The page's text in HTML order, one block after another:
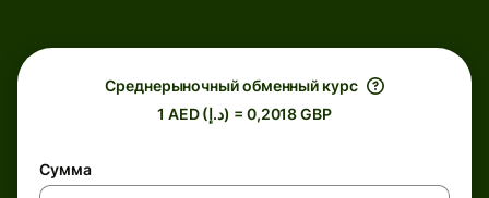
Среднерыночный обменный курс
1 AED (د.إ) = 0,2018 GBP
Сумма